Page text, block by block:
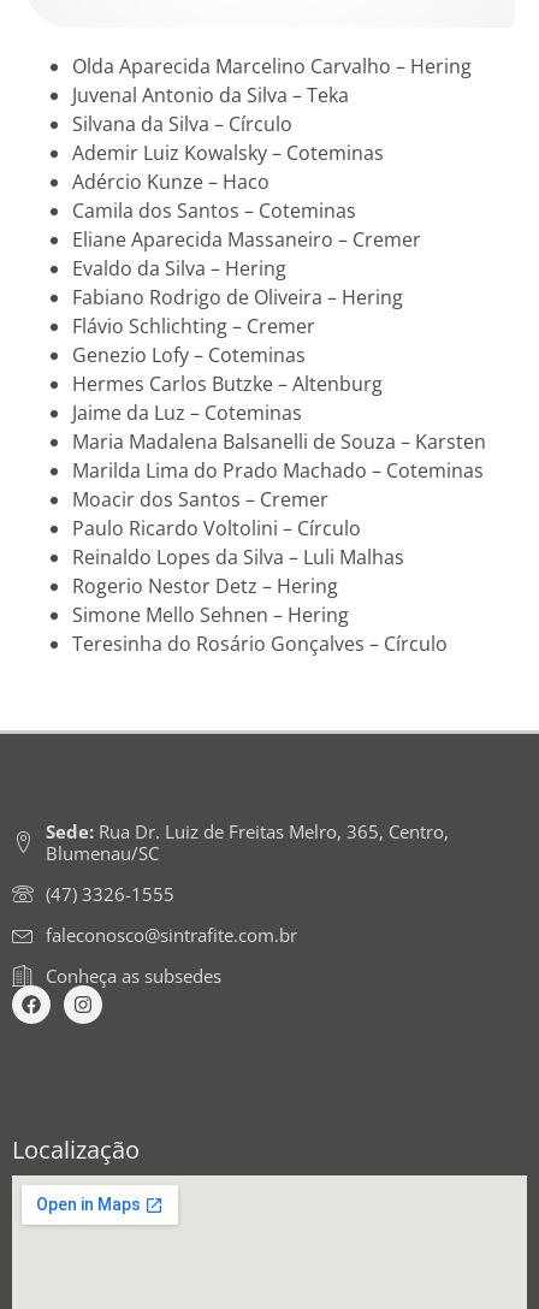
Olda Aparecida Marcelino Carvalho – Hering
Juvenal Antonio da Silva – Teka
Silvana da Silva – Círculo
Ademir Luiz Kowalsky – Coteminas
Adércio Kunze – Haco
Camila dos Santos – Coteminas
Eliane Aparecida Massaneiro – Cremer
Evaldo da Silva – Hering
Fabiano Rodrigo de Oliveira – Hering
Flávio Schlichting – Cremer
Genezio Lofy – Coteminas
Hermes Carlos Butzke – Altenburg
Jaime da Luz – Coteminas
Maria Madalena Balsanelli de Souza – Karsten
Marilda Lima do Prado Machado – Coteminas
Moacir dos Santos – Cremer
Paulo Ricardo Voltolini – Círculo
Reinaldo Lopes da Silva – Luli Malhas
Rogerio Nestor Detz – Hering
Simone Mello Sehnen – Hering
Teresinha do Rosário Gonçalves – Círculo
Sede:Rua Dr. Luiz de Freitas Melro, 365, Centro,
Blumenau/SC
(47) 3326-1555
faleconosco@sintrafite.com.br
Conheça as subsedes
Localização